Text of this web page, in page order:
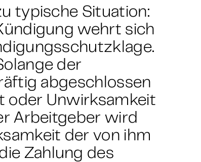
typische Situation:
wehrt sich
der
abgeschlossen
oder Unwirksamkeit
Arbeitgeber wird
der von ihm
Zahlung des